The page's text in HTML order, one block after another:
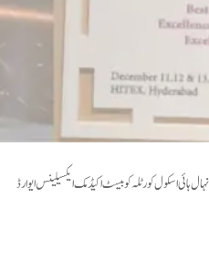
ہائی اسکول کورٹلہ کو بیسٹ اکیڈمک ایکسیلینس ایوارڈ